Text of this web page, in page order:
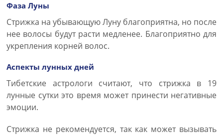
Фаза Луны
Стрижка на убывающую Луну благоприятна, но после
нее волосы будут расти медленее. Благоприятно для
укрепления корней волос.
Аспекты лунных дней
Тибетские астрологи считают, что стрижка в 19
лунные сутки это время может принести негативные
эмоции.
Стрижка не рекомендуется, так как может вызывать